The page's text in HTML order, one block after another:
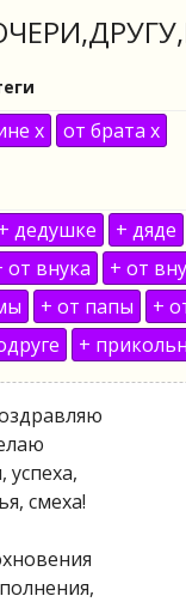
x от брата x
+ дедушке + дяде
от внука + от
+ от папы +
+
успеха,
смеха!